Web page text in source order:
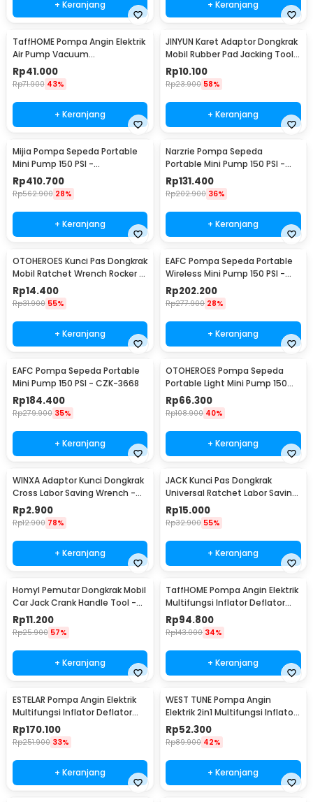
+ Keranjang + Keranjang
TaffHOME Pompa Angin Elektrik
Air Pump Vacuum
Compression 400L/min - CZ-
198B
Rp41.000
Rp71.900 43%
+ Keranjang
JINYUN Karet Adaptor Dongkrak
Mobil Rubber Pad Jacking Tool
Pinch - MJA5
Rp10.100
Rp23.900 58%
+ Keranjang
Mijia Pompa Sepeda Portable
Mini Pump 150 PSI -
MJCQB06QW
Rp410.700
Rp562.900 28%
+ Keranjang
Narzrie Pompa Sepeda
Portable Mini Pump 150 PSI -
8004
Rp131.400
Rp202.900 36%
+ Keranjang
OTOHEROES Kunci Pas Dongkrak
Mobil Ratchet Wrench Rocker -
GS205
Rp14.400
Rp31.900 55%
+ Keranjang
EAFC Pompa Sepeda Portable
Wireless Mini Pump 150 PSI -
PR-F1901
Rp202.200
Rp277.900 28%
+ Keranjang
EAFC Pompa Sepeda Portable
Mini Pump 150 PSI - CZK-3668
Rp184.400
Rp279.900 35%
+ Keranjang
OTOHEROES Pompa Sepeda
Portable Light Mini Pump 150
PSI - SCK619-1
Rp66.300
Rp108.900 40%
+ Keranjang
WINXA Adaptor Kunci Dongkrak
Cross Labor Saving Wrench -
WX-00
Rp2.900
Rp12.900 78%
+ Keranjang
JACK Kunci Pas Dongkrak
Universal Ratchet Labor Saving
Wrench - J-55
Rp15.000
Rp32.900 55%
+ Keranjang
Homyl Pemutar Dongkrak Mobil
Car Jack Crank Handle Tool -
HL-38
Rp11.200
Rp25.900 57%
+ Keranjang
TaffHOME Pompa Angin Elektrik
Multifungsi Inflator Deflator
with LED - 66001 / GR-107C4
Rp94.800
Rp143.000 34%
+ Keranjang
ESTELAR Pompa Angin Elektrik
Multifungsi Inflator Deflator
with LED - CZ-666A
Rp170.100
Rp251.900 33%
+ Keranjang
WEST TUNE Pompa Angin
Elektrik 2in1 Multifungsi Inflator
Deflator - GR-118E
Rp52.300
Rp89.900 42%
+ Keranjang